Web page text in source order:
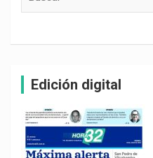
Edición digital